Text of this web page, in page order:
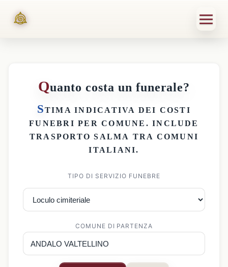
Quanto costa un funerale?
STIMA INDICATIVA DEI COSTI
FUNEBRI PER COMUNE . INCLUDE
TRASPORTO SALMA TRA COMUNI
ITALIANI.
TIPO DI SERVIZIO FUNEBRE
COMUNE DI PARTENZA